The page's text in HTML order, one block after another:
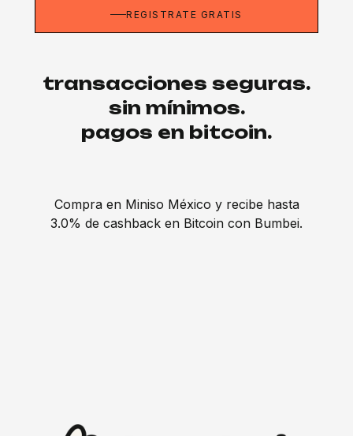
REGÍSTRATE GRATIS
transacciones seguras.
sin mínimos.
pagos en bitcoin.
Compra en Miniso México y recibe hasta
3.0% de cashback en Bitcoin con Bumbei.